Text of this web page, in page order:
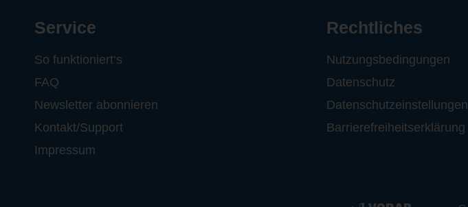
Service
So funktioniert‘s
FAQ
Newsletter abonnieren
Kontakt/Support
Impressum
Rechtliches
Nutzungsbedingungen
Datenschutz
Datenschutzeinstellungen
Barrierefreiheitserklärung